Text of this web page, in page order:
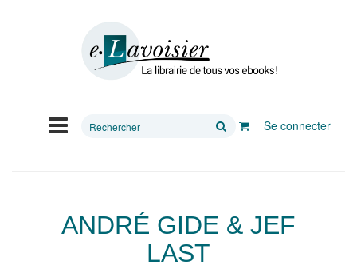
Rechercher
Se connecter
ANDRÉ GIDE & JEF
LAST